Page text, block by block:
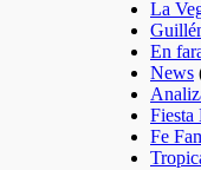
La
En
News
Fiesta
Fe